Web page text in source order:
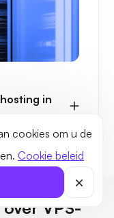
cookies om u de
Cookie beleid
in
VPS-